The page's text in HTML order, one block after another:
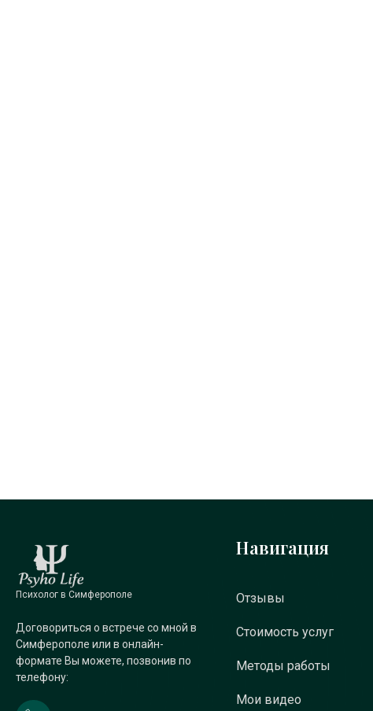
Психолог в Симферополе
Договориться о встрече со мной в
Симферополе или в онлайн-
формате Вы можете, позвонив по
телефону:
Навигация
Отзывы
Стоимость услуг
Методы работы
Мои видео